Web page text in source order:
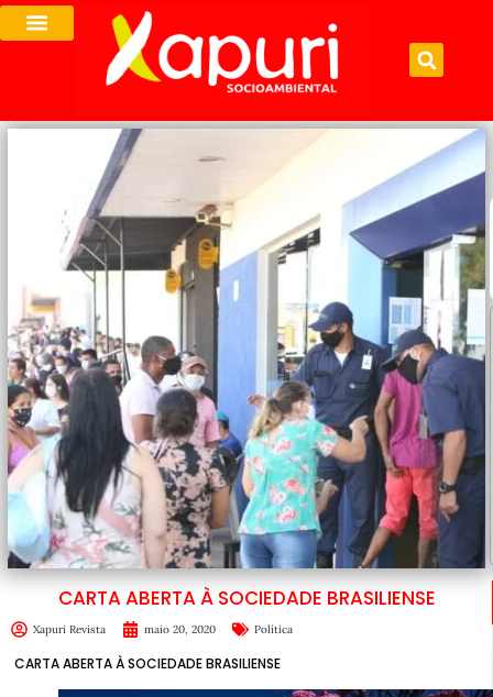
CARTA ABERTA À SOCIEDADE BRASILIENSE
Xapuri Revista maio 20, 2020 Política
CARTA ABERTA À SOCIEDADE BRASILIENSE